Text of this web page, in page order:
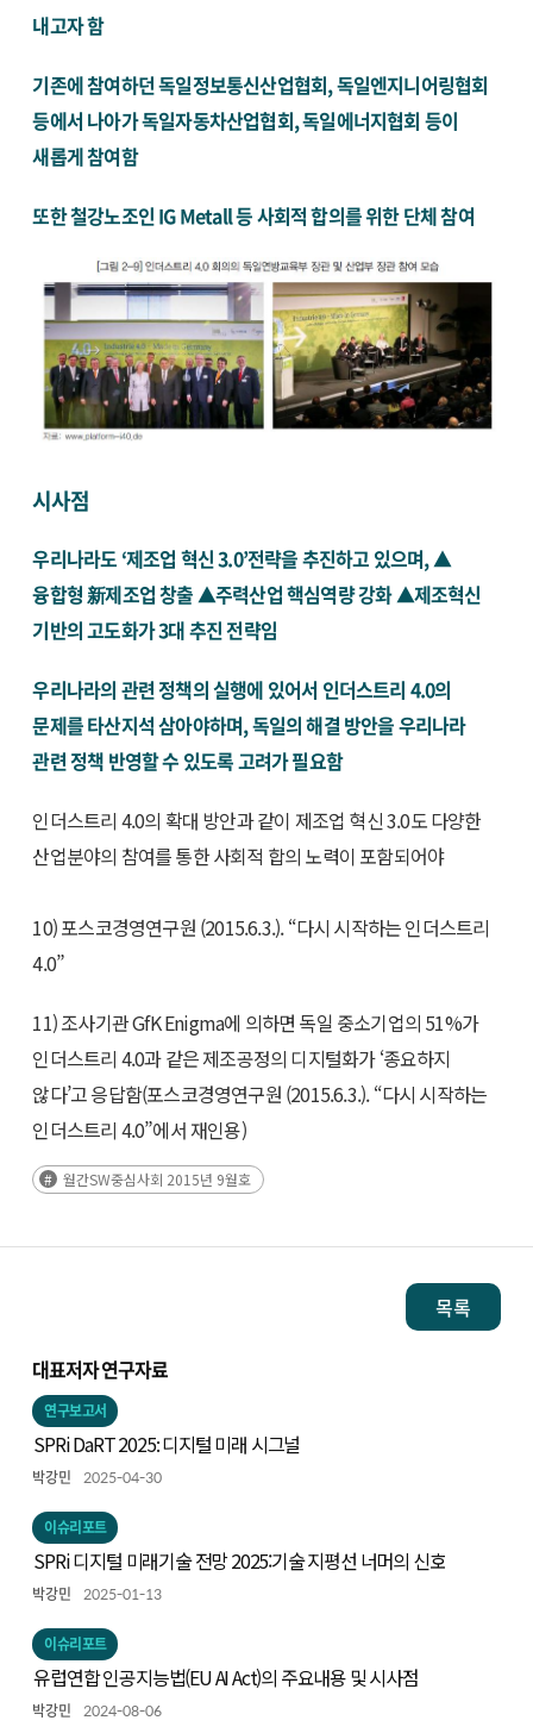
내고자 함
기존에 참여하던 독일정보통신산업협회, 독일엔지니어링협회
등에서 나아가 독일자동차산업협회, 독일에너지협회 등이
새롭게 참여함
또한 철강노조인 IG Metall 등 사회적 합의를 위한 단체 참여
시사점
우리나라도 ‘제조업 혁신 3.0’전략을 추진하고 있으며, ▲
융합형 新제조업 창출 ▲주력산업 핵심역량 강화 ▲제조혁신
기반의 고도화가 3대 추진 전략임
우리나라의 관련 정책의 실행에 있어서 인더스트리 4.0의
문제를 타산지석 삼아야하며, 독일의 해결 방안을 우리나라
관련 정책 반영할 수 있도록 고려가 필요함
인더스트리 4.0의 확대 방안과 같이 제조업 혁신 3.0도 다양한
산업분야의 참여를 통한 사회적 합의 노력이 포함되어야
10) 포스코경영연구원 (2015.6.3.). “다시 시작하는 인더스트리
4.0”
11) 조사기관 GfK Enigma에 의하면 독일 중소기업의 51%가
인더스트리 4.0과 같은 제조공정의 디지털화가 ‘종요하지
않다’고 응답함(포스코경영연구원 (2015.6.3.). “다시 시작하는
인더스트리 4.0”에서 재인용)
월간SW중심사회 2015년 9월호
목록
대표저자 연구자료
연구보고서
SPRi DaRT 2025: 디지털 미래 시그널
박강민 2025-04-30
이슈리포트
SPRi 디지털 미래기술 전망 2025:기술 지평선 너머의 신호
박강민 2025-01-13
이슈리포트
유럽연합 인공지능법(EU AI Act)의 주요내용 및 시사점
박강민 2024-08-06